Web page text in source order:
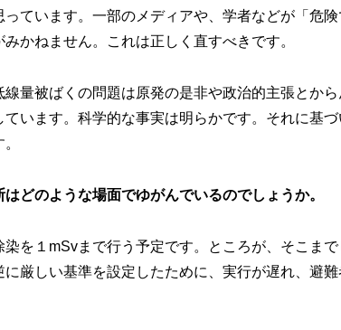
っています。一部のメディアや、学者などが「危
かねません。これは正しく直すべきです。
線量被ばくの問題は原発の是非や政治的主張とか
ています。科学的な事実は明らかです。それに基
どのような場面でゆがんでいるのでしょうか。
を１mSvまで行う予定です。ところが、そこま
に厳しい基準を設定したために、実行が遅れ、避